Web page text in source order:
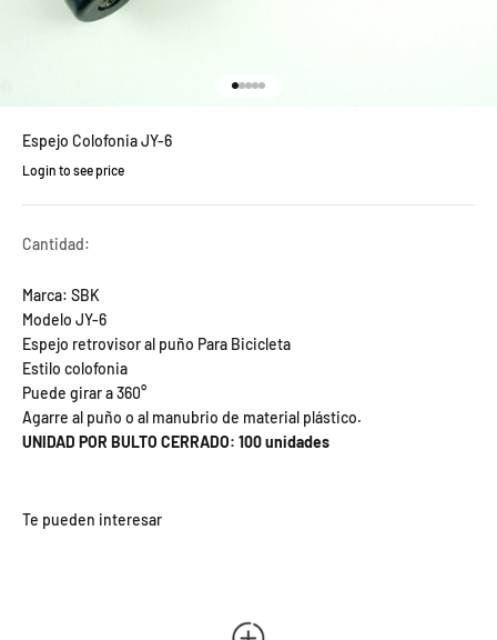
Espejo Colofonia JY-6
Precio de oferta
Login to see price
Cantidad:
Marca: SBK
Modelo JY-6
Espejo retrovisor al puño Para Bicicleta
Estilo colofonia
Puede girar a 360°
Agarre al puño o al manubrio de material plástico.
UNIDAD POR BULTO CERRADO: 100 unidades